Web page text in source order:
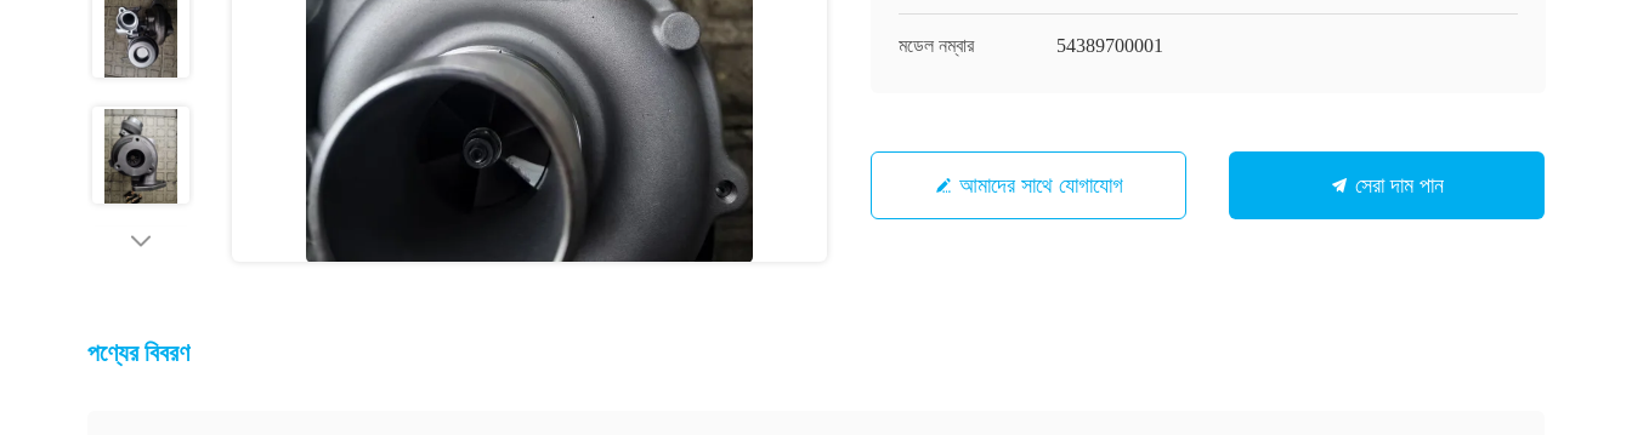
মডেল নম্বার 54389700001
আমাদের সাথে যোগাযোগ সেরা দাম পান
পণ্যের বিবরণ